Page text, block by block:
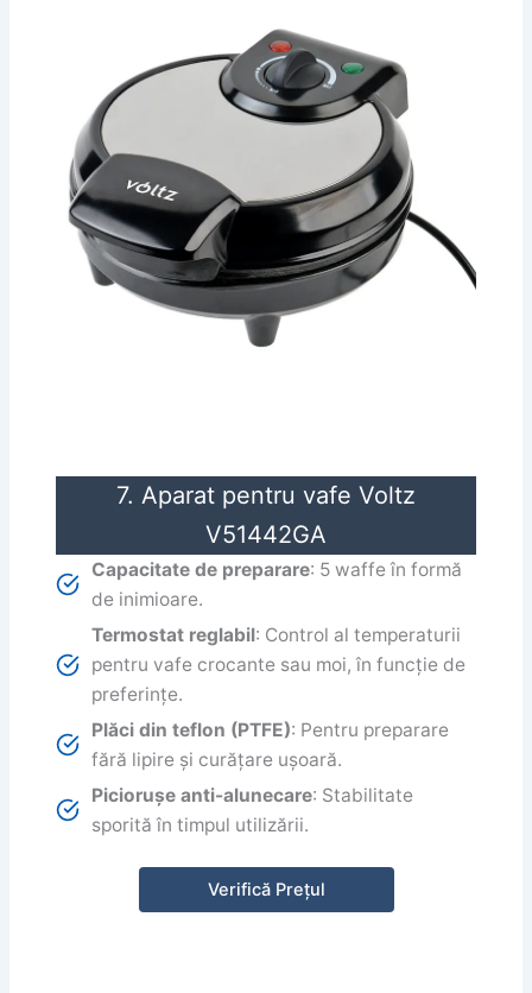
7. Aparat pentru vafe Voltz
V51442GA
Capacitate de preparare: 5 waffe în formă
de inimioare.
Termostat reglabil: Control al temperaturii
pentru vafe crocante sau moi, în funcție de
preferințe.
Plăci din teflon (PTFE): Pentru preparare
fără lipire și curățare ușoară.
Piciorușe anti-alunecare: Stabilitate
sporită în timpul utilizării.
Verifică Prețul